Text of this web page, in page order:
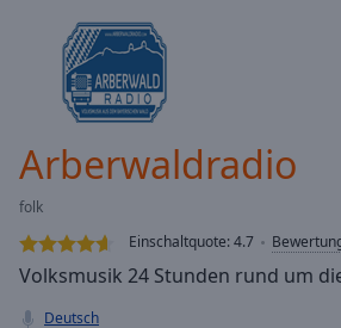
Current
Loaded
0.00%
Stream
Seek to
Arberwaldradio
folk
Einschaltquote:4.7
Volksmusik 24 Stunden rund um
Deutsch